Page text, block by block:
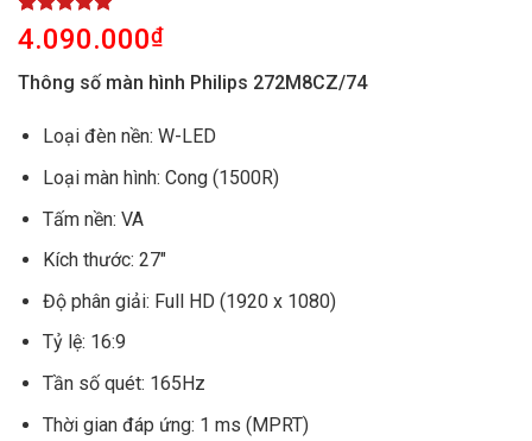
Rated5.00
out of 5
1
customer
4.090.000₫
Thông số màn hình Philips 272M8CZ/74
Loại đèn nền: W-LED
Loại màn hình: Cong (1500R)
Tấm nền: VA
Kích thước: 27″
Độ phân giải: Full HD (1920 x 1080)
Tỷ lệ: 16:9
Tần số quét: 165Hz
Thời gian đáp ứng: 1 ms (MPRT)